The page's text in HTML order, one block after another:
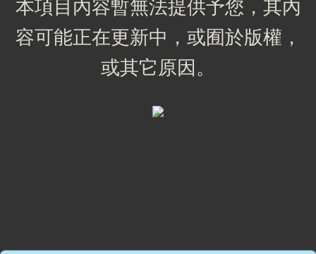
本項目內容暫無法提供予您，其內
容可能正在更新中，或囿於版權，
或其它原因。